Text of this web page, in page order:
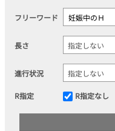
フリーワード
長さ
進行状況
R指定 R指定なし